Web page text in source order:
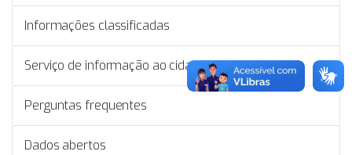
Informações classificadas
Serviço de informação ao cidadão - SIC
Perguntas frequentes
Dados abertos